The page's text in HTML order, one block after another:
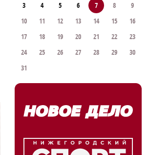
3
4 5 6 7 8
9
10
11 12 13 14 15
16
17
18 19 20 21 22
23
24
25 26 27 28 29
30
31